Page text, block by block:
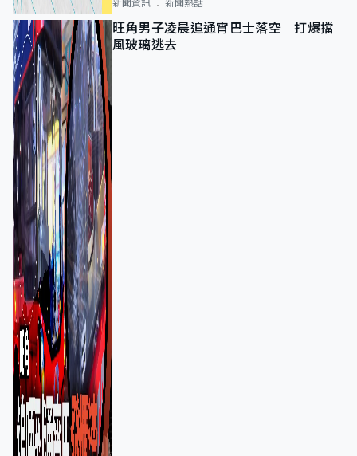
新聞資訊 新聞熱話
旺角男子凌晨追通宵巴士落空 打爆擋
風玻璃逃去